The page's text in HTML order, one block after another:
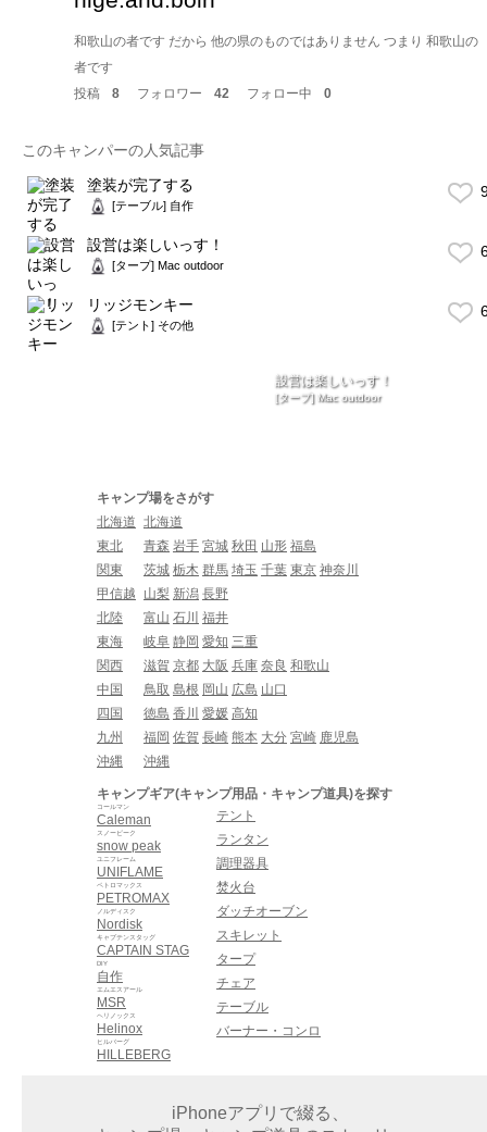
和歌山の者です だから 他の県のものではありません つまり 和歌山の
者です
投稿
8 フォロワー 42 フォロー中 0
このキャンパーの人気記事
塗装が完了する
[テーブル] 自作
設営は楽しいっす！
[タープ] Mac outdoor
リッジモンキー
[テント] その他
設営は楽しいっす！
[タープ] Mac outdoor
キャンプ場をさがす
北海道 北海道
東北
青森 岩手 宮城 秋田 山形 福島
関東
茨城 栃木 群馬 埼玉 千葉 東京 神奈川
甲信越
山梨 新潟 長野
北陸
富山 石川 福井
東海
岐阜 静岡 愛知 三重
関西
滋賀 京都 大阪 兵庫 奈良 和歌山
中国
鳥取 島根 岡山 広島 山口
四国
徳島 香川 愛媛 高知
九州
福岡 佐賀 長崎 熊本 大分 宮崎 鹿児島
沖縄
沖縄
キャンプギア(キャンプ用品・キャンプ道具)を探す
Caleman
コールマン
snow peak
スノーピーク
UNIFLAME
ユニフレーム
PETROMAX
ペトロマックス
Nordisk
ノルディスク
CAPTAIN STAG
キャプテンスタッグ
自作
DIY
MSR
エムエスアール
Helinox
ヘリノックス
HILLEBERG
ヒルバーグ
テント
ランタン
調理器具
焚火台
ダッチオーブン
スキレット
タープ
チェア
テーブル
バーナー・コンロ
iPhoneアプリで綴る、